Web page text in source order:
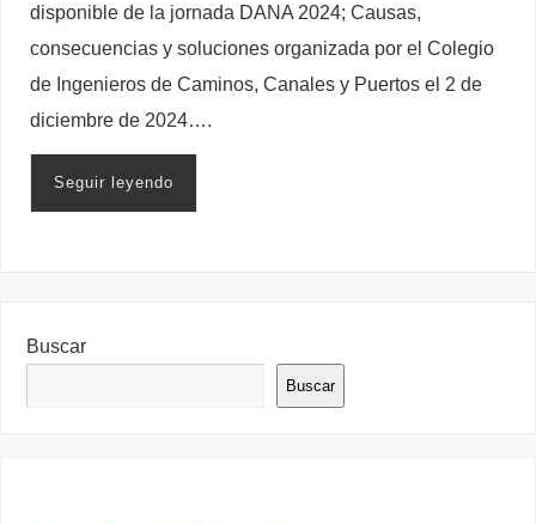
disponible de la jornada DANA 2024; Causas,
consecuencias y soluciones organizada por el Colegio
de Ingenieros de Caminos, Canales y Puertos el 2 de
diciembre de 2024….
Seguir leyendo
Buscar
Buscar